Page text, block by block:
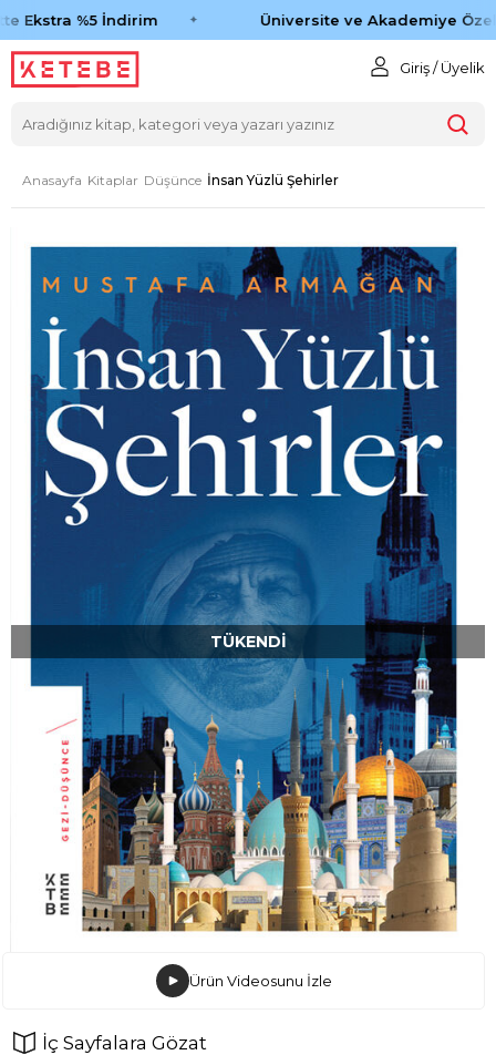
Ekstra %5 İndirim Üniversite ve Akademiye Özel
Giriş / Üyelik
Anasayfa Kitaplar Düşünce İnsan Yüzlü Şehirler
TÜKENDI
Ürün Videosunu İzle
İç Sayfalara Gözat